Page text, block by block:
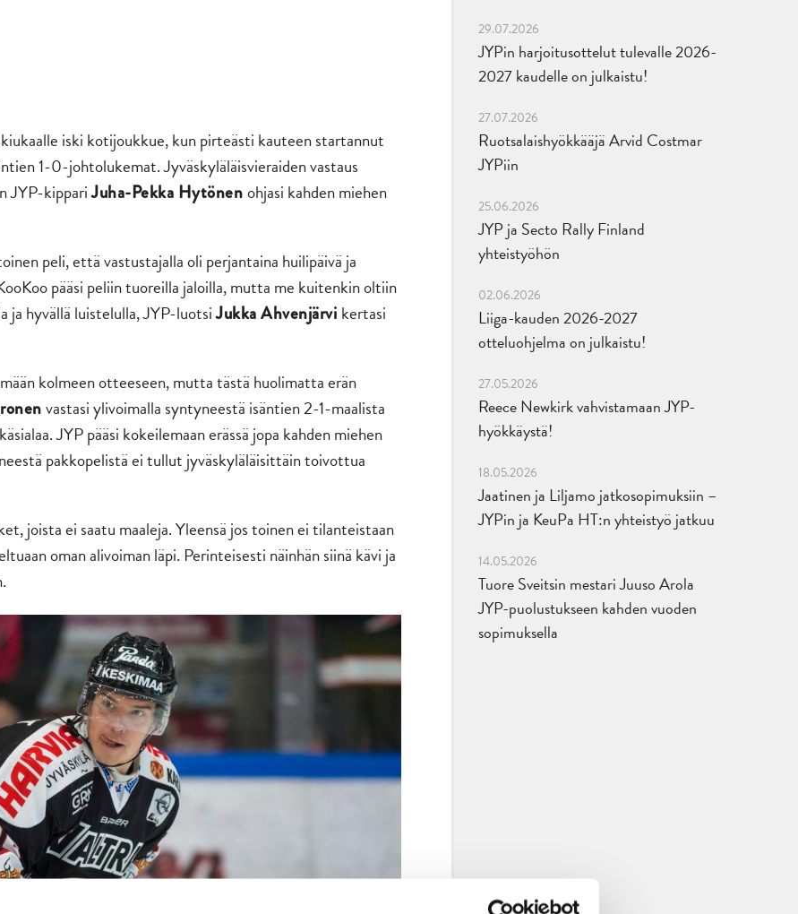
iski kotijoukkue, kun pirteästi kauteen startannut
1-0-johtolukemat. Jyväskyläläisvieraiden vastaus
JYP-kippariJuha-Pekka Hytönenohjasi kahden miehen
peli, että vastustajalla oli perjantaina huilipäivä ja
pääsi peliin tuoreilla jaloilla, mutta me kuitenkin oltiin
ja hyvällä luistelulla, JYP-luotsiJukka Ahvenjärvi kertasi
kolmeen otteeseen, mutta tästä huolimatta erän
vastasi ylivoimalla syntyneestä isäntien 2-1-maalista
käsialaa. JYP pääsi kokeilemaan erässä jopa kahden miehen
pakkopelistä ei tullut jyväskyläläisittäin toivottua
joista ei saatu maaleja. Yleensä jos toinen ei tilanteistaan
oman alivoiman läpi. Perinteisesti näinhän siinä kävi ja
29.07.2026
JYPin harjoitusottelut tulevalle 2026-
2027 kaudelle on julkaistu!
27.07.2026
Ruotsalaishyökkääjä Arvid Costmar
JYPiin
25.06.2026
JYP ja Secto Rally Finland
yhteistyöhön
02.06.2026
Liiga-kauden 2026-2027
otteluohjelma on julkaistu!
27.05.2026
Reece Newkirk vahvistamaan JYP-
hyökkäystä!
18.05.2026
Jaatinen ja Liljamo jatkosopimuksiin –
JYPin ja KeuPa HT:n yhteistyö jatkuu
14.05.2026
Tuore Sveitsin mestari Juuso Arola
JYP-puolustukseen kahden vuoden
sopimuksella